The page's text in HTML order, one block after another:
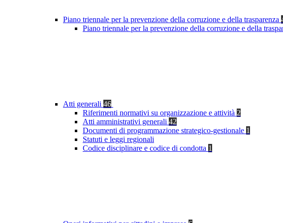
Piano triennale per la prevenzione della corruzione e della trasparenza
Piano triennale per la prevenzione della corruzione e della
Atti generali 46
Riferimenti normativi su organizzazione e attività 2
Atti amministrativi generali 42
Documenti di programmazione strategico-gestionale 1
Statuti e leggi regionali
Codice disciplinare e codice di condotta 1